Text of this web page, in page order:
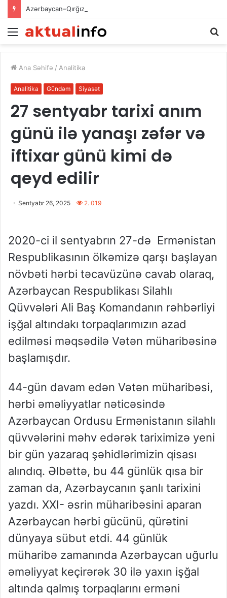
Menu
Ana Səhifə / Analitika
Analitika Gündəm Siyasət
27 sentyabr tarixi anım
günü ilə yanaşı zəfər və
iftixar günü kimi də
qeyd edilir
Sentyabr 26, 2025 2. 019
2020-ci il sentyabrın 27-də Ermənistan
Respublikasının ölkəmizə qarşı başlayan
növbəti hərbi təcavüzünə cavab olaraq,
Azərbaycan Respublikası Silahlı
Qüvvələri Ali Baş Komandanın rəhbərliyi
işğal altındakı torpaqlarımızın azad
edilməsi məqsədilə Vətən müharibəsinə
başlamışdır.
44-gün davam edən Vətən müharibəsi,
hərbi əməliyyatlar nəticəsində
Azərbaycan Ordusu Ermənistanın silahlı
qüvvələrini məhv edərək tariximizə yeni
bir gün yazaraq şəhidlərimizin qisası
alındıq. Əlbəttə, bu 44 günlük qısa bir
zaman da, Azərbaycanın şanlı tarixini
yazdı. XXI- əsrin müharibəsini aparan
Azərbaycan hərbi gücünü, qürətini
dünyaya sübut etdi. 44 günlük
müharibə zamanında Azərbaycan uğurlu
əməliyyat keçirərək 30 ilə yaxın işğal
altında qalmış torpaqlarını erməni